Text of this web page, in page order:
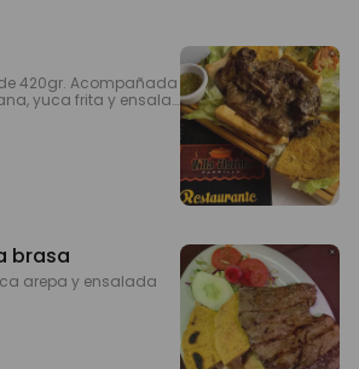
420gr. Acompañada
yuca frita y ensala
brasa
arepa y ensalada